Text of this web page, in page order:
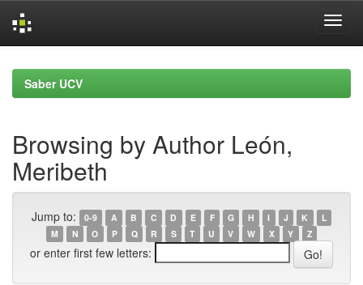
navigationSaber UCV
Browsing by Author León,
Meribeth
Jump to: 0-9 A B C D E F G H I J K
L
M
N O P Q R S T U V W X Y Z
or enter first few letters: